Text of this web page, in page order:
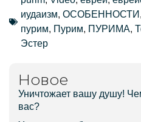
иудаизм, ОСОБЕННОСТИ ,
пурим, Пурим, ПУРИМА,
Эстер
Новое
Уничтожает вашу душу!
вас?